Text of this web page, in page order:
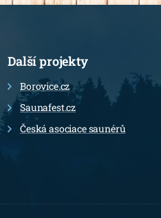
Další projekty
Borovice.cz
Saunafest.cz
Česká asociace saunérů